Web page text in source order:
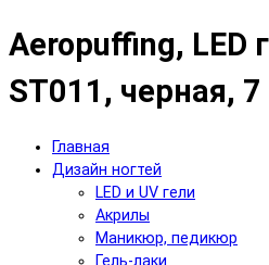
Aeropuffing, LED
ST011, черная,
Главная
Дизайн ногтей
LED и UV гели
Акрилы
Маникюр, педикюр
Гель-лаки